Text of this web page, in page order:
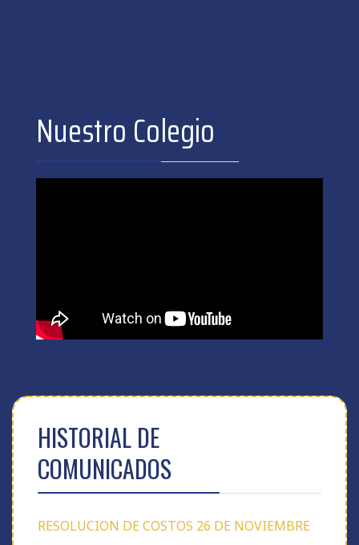
Nuestro Colegio
HISTORIAL DE
COMUNICADOS
RESOLUCION DE COSTOS 26 DE NOVIEMBRE